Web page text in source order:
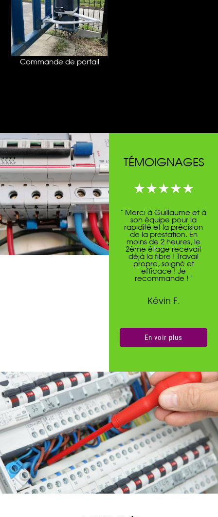
Commande de portail
TÉMOIGNAGES
" Merci à Guillaume et à
son équipe pour la
rapidité et la précision
de la prestation. En
moins de 2 heures, le
2ème étage recevait
déjà la fibre ! Travail
propre, soigné et
efficace ! Je
recommande ! "
Kévin F.
En voir plus